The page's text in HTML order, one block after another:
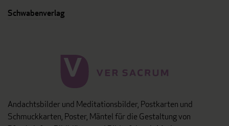
Schwabenverlag
Andachtsbilder und Meditationsbilder, Postkarten und
Schmuckkarten, Poster, Mäntel für die Gestaltung von